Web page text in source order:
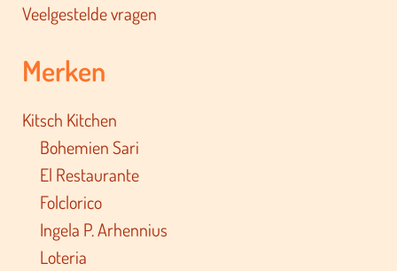
Veelgestelde vragen
Merken
Kitsch Kitchen
Bohemien Sari
El Restaurante
Folclorico
Ingela P. Arhennius
Loteria